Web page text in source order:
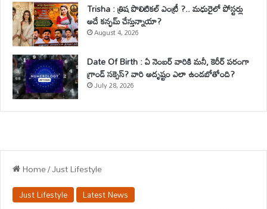
Trisha : త్రిష పొలిటికల్ ఎంట్రీ ?.. మధురైలో పోస్టర్లు
అదే కన్ఫమ్ చేస్తున్నాయా?
August 4, 2026
Date Of Birth : ఏ నెంబర్ వారికి మనీ, కెరీర్ పరంగా
గ్రాండ్ సక్సెస్? వారి అదృష్టం ఎలా ఉండబోతోంది?
July 28, 2026